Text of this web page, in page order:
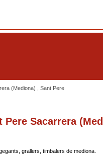
(Mediona) , Sant Pere
Pere Sacarrera
grallers, timbalers de mediona.